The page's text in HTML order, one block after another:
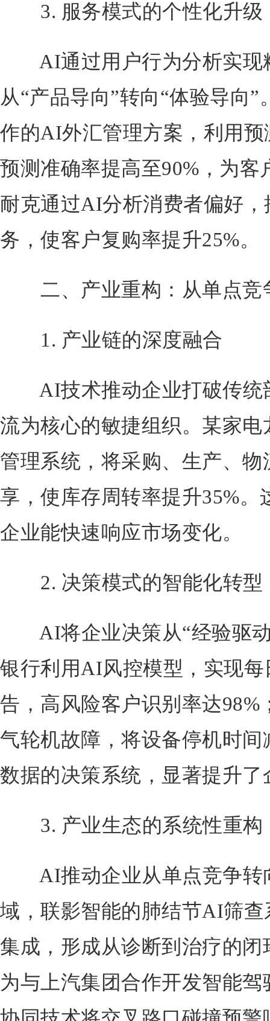
3. 服务模式的个性化升级
AI通过用户行为分析实现
从“产品导向”转向“体验导向
作的AI外汇管理方案，利用
预测准确率提高至90%，为客
耐克通过AI分析消费者偏好
务，使客户复购率提升25%。
二、产业重构：从单点竞
1. 产业链的深度融合
AI技术推动企业打破传统
流为核心的敏捷组织。某家
管理系统，将采购、生产、
享，使库存周转率提升35%。
企业能快速响应市场变化。
2. 决策模式的智能化转型
AI将企业决策从“经验驱动
银行利用AI风控模型，实现
告，高风险客户识别率达
气轮机故障，将设备停机时
数据的决策系统，显著提升
3. 产业生态的系统性重构
AI推动企业从单点竞争转
域，联影智能的肺结节AI筛
集成，形成从诊断到治疗的
为与上汽集团合作开发智能